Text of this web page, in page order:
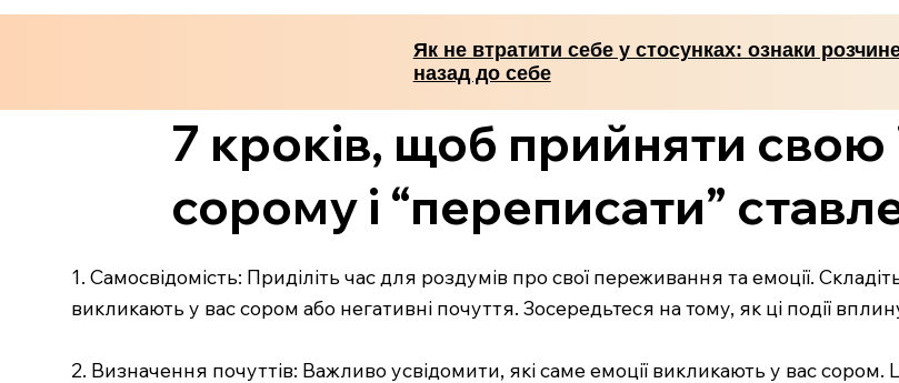
Як не втратити себе у стосунках: ознаки
назад до себе
7 кроків, щоб прийняти свою
сорому і “переписати”
1. Самосвідомість: Приділіть час для роздумів про свої переживання та емоції.
викликають у вас сором або негативні почуття. Зосередьтеся на тому, як ці події
2. Визначення почуттів: Важливо усвідомити, які саме емоції викликають у вас